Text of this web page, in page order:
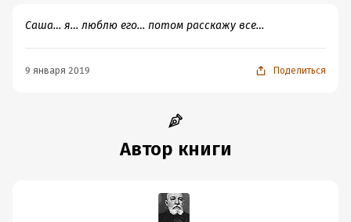
Саша… я… люблю его… потом расскажу все…
9 января 2019 Поделиться
Автор книги